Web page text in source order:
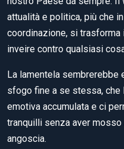
attualità e politica, più che
coordinazione, si trasforma
inveire contro qualsiasi
La lamentela sembrerebbe
sfogo fine a se stessa, che
emotiva accumulata e ci
tranquilli senza aver
angoscia.